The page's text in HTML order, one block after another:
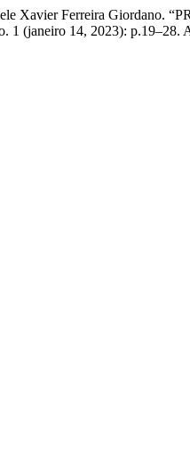
Xavier Ferreira
1 (janeiro 14, 2023): p.19–28.